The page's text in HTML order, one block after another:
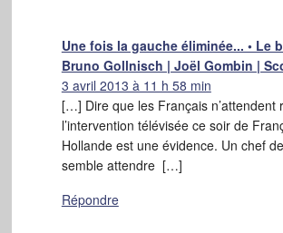
Une fois la gauche éliminée... • Le
Bruno Gollnisch | Joël Gombin |
3 avril 2013 à 11 h 58 min
[…] Dire que les Français n’attendent
l’intervention télévisée ce soir de
Hollande est une évidence. Un chef
semble attendre […]
Répondre